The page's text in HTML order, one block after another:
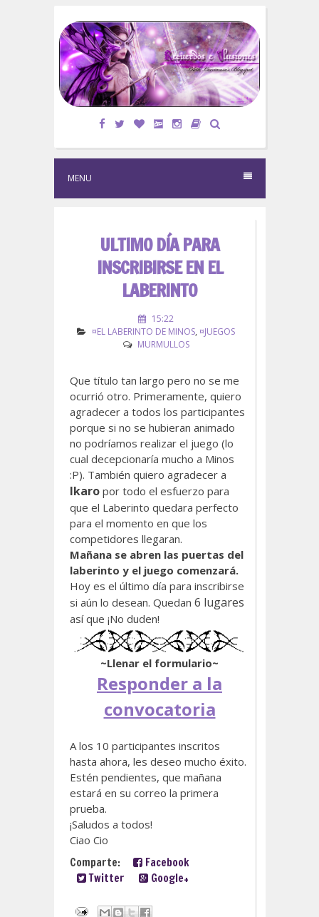
p
o
t
MENU
ULTIMO DÍA PARA
INSCRIBIRSE EN EL
LABERINTO
15:22
¤EL LABERINTO DE MINOS, ¤JUEGOS
MURMULLOS
Que título tan largo pero no se me
ocurrió otro. Primeramente, quiero
agradecer a todos los participantes
porque si no se hubieran animado
no podríamos realizar el juego (lo
cual decepcionaría mucho a Minos
:P). También quiero agradecer a
Ikaro por todo el esfuerzo para
que el Laberinto quedara perfecto
para el momento en que los
competidores llegaran.
Mañana se abren las puertas del
laberinto y el juego comenzará.
Hoy es el último día para inscribirse
si aún lo desean. Quedan 6 lugares
así que ¡No duden!
~Llenar el formulario~
Responder a la
convocatoria
A los 10 participantes inscritos
hasta ahora, les deseo mucho éxito.
Estén pendientes, que mañana
estará en su correo la primera
prueba.
¡Saludos a todos!
Ciao Cio
Comparte:
Facebook
Twitter
Google+